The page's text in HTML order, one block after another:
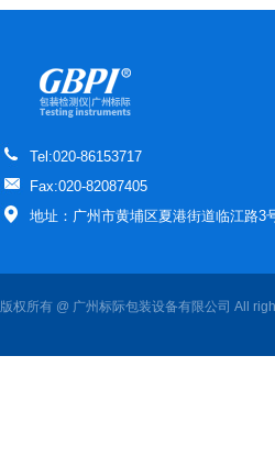
Tel:020-86153717
Fax:020-82087405
地址：广州市黄埔区夏港街道临江路3
版权所有 @ 广州标际包装设备有限公司 All